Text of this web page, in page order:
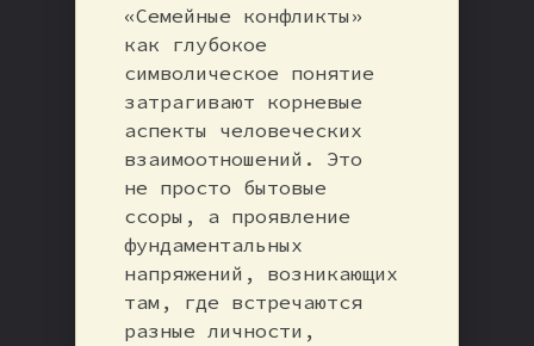
«Семейные конфликты»
как глубокое
символическое понятие
затрагивают корневые
аспекты человеческих
взаимоотношений. Это
не просто бытовые
ссоры, а проявление
фундаментальных
напряжений, возникающих
там, где встречаются
разные личности,